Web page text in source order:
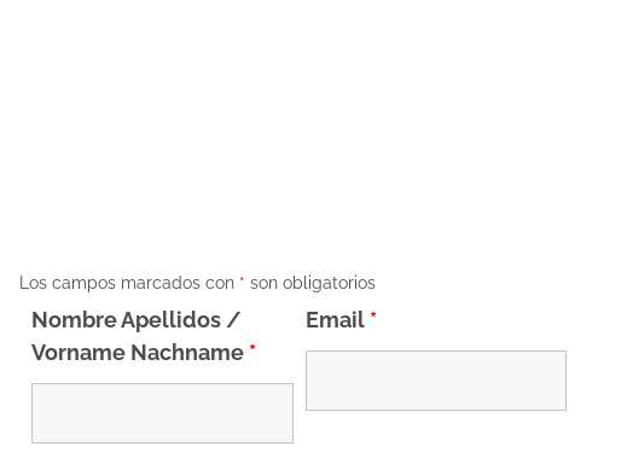
Los campos marcados con * son obligatorios
Nombre Apellidos /
Vorname Nachname *
Email *